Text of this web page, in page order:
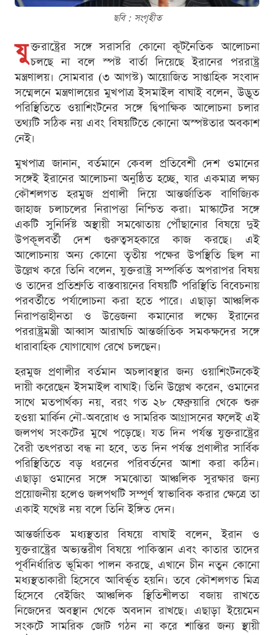
ছবি : সংগৃহীত
যু ক্তরাষ্ট্রের সঙ্গে সরাসরি কোনো কূটনৈতিক আলোচনা
চলছে না বলে স্পষ্ট বার্তা দিয়েছে ইরানের পররাষ্ট্র
মন্ত্রণালয়। সোমবার (৩ আগস্ট) আয়োজিত সাপ্তাহিক সংবাদ
সম্মেলনে মন্ত্রণালয়ের মুখপাত্র ইসমাইল বাঘাই বলেন, উদ্ভূত
পরিস্থিতিতে ওয়াশিংটনের সঙ্গে দ্বিপাক্ষিক আলোচনা চলার
তথ্যটি সঠিক নয় এবং বিষয়টিতে কোনো অস্পষ্টতার অবকাশ
নেই।
মুখপাত্র জানান, বর্তমানে কেবল প্রতিবেশী দেশ ওমানের
সঙ্গেই ইরানের আলোচনা অনুষ্ঠিত হচ্ছে, যার একমাত্র লক্ষ্য
কৌশলগত হরমুজ প্রণালী দিয়ে আন্তর্জাতিক বাণিজ্যিক
জাহাজ চলাচলের নিরাপত্তা নিশ্চিত করা। মাস্কাটের সঙ্গে
একটি সুনির্দিষ্ট অস্থায়ী সমঝোতায় পৌঁছানোর বিষয়ে দুই
উপকূলবর্তী দেশ গুরুত্বসহকারে কাজ করছে। এই
আলোচনায় অন্য কোনো তৃতীয় পক্ষের উপস্থিতি ছিল না
উল্লেখ করে তিনি বলেন, যুক্তরাষ্ট্র সম্পর্কিত অপরাপর বিষয়
ও তাদের প্রতিশ্রুতি বাস্তবায়নের বিষয়টি পরিস্থিতি বিবেচনায়
পরবর্তীতে পর্যালোচনা করা হতে পারে। এছাড়া আঞ্চলিক
নিরাপত্তাহীনতা ও উত্তেজনা কমানোর লক্ষ্যে ইরানের
পররাষ্ট্রমন্ত্রী আব্বাস আরাঘচি আন্তর্জাতিক সমকক্ষদের সঙ্গে
ধারাবাহিক যোগাযোগ রেখে চলছেন।
হরমুজ প্রণালীর বর্তমান অচলাবস্থার জন্য ওয়াশিংটনকেই
দায়ী করেছেন ইসমাইল বাঘাই। তিনি উল্লেখ করেন, ওমানের
সাথে মতপার্থক্য নয়, বরং গত ২৮ ফেব্রুয়ারি থেকে শুরু
হওয়া মার্কিন নৌ-অবরোধ ও সামরিক আগ্রাসনের ফলেই এই
জলপথ সংকটের মুখে পড়েছে। যত দিন পর্যন্ত যুক্তরাষ্ট্রের
বৈরী তৎপরতা বন্ধ না হবে, তত দিন পর্যন্ত প্রণালীর সার্বিক
পরিস্থিতিতে বড় ধরনের পরিবর্তনের আশা করা কঠিন।
এছাড়া ওমানের সঙ্গে সমঝোতা আঞ্চলিক সুরক্ষার জন্য
প্রয়োজনীয় হলেও জলপথটি সম্পূর্ণ স্বাভাবিক করার ক্ষেত্রে তা
একাই যথেষ্ট নয় বলে তিনি ইঙ্গিত দেন।
আন্তর্জাতিক মধ্যস্থতার বিষয়ে বাঘাই বলেন, ইরান ও
যুক্তরাষ্ট্রের অভ্যন্তরীণ বিষয়ে পাকিস্তান এবং কাতার তাদের
পূর্বনির্ধারিত ভূমিকা পালন করছে, এখানে চীন নতুন কোনো
মধ্যস্থতাকারী হিসেবে আবির্ভূত হয়নি। তবে কৌশলগত মিত্র
হিসেবে বেইজিং আঞ্চলিক স্থিতিশীলতা বজায় রাখতে
নিজেদের অবস্থান থেকে অবদান রাখছে। এছাড়া ইয়েমেন
সংকটে সামরিক জোট গঠন না করে শান্তির জন্য স্থায়ী